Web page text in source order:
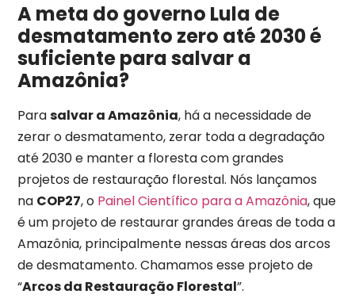
A meta do governo Lula de
desmatamento zero até 2030 é
suficiente para salvar a
Amazônia?
Parasalvar a Amazônia, há a necessidade de
zerar o desmatamento, zerar toda a degradação
até 2030 e manter a floresta com grandes
projetos de restauração florestal. Nós lançamos
na COP27, o Painel Científico para a Amazônia, que
é um projeto de restaurar grandes áreas de toda a
Amazônia, principalmente nessas áreas dos arcos
de desmatamento. Chamamos esse projeto de
“Arcos da Restauração Florestal”.